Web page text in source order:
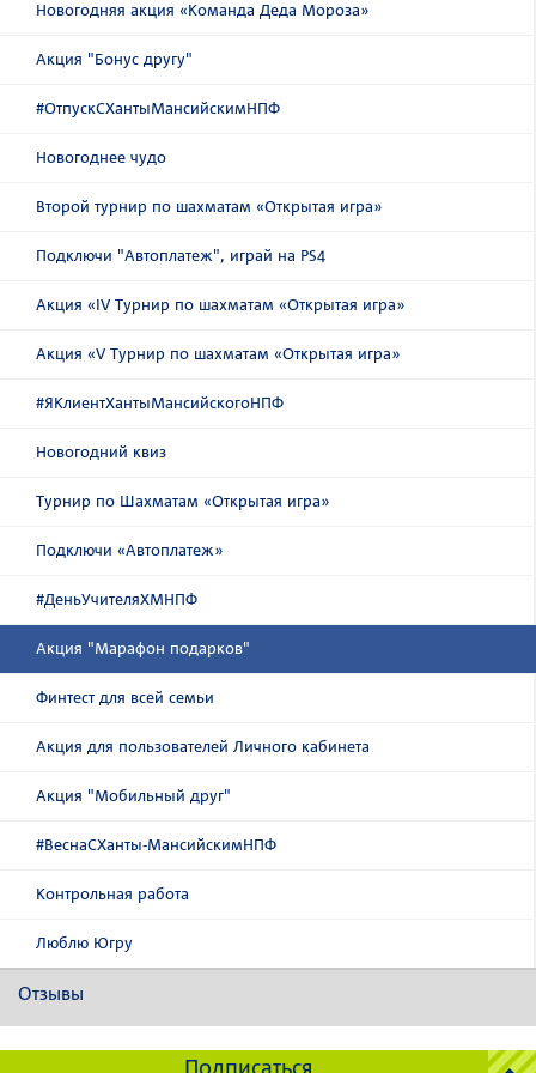
Новогодняя акция «Команда Деда Мороза»
Акция "Бонус другу"
#ОтпускСХантыМансийскимНПФ
Новогоднее чудо
Второй турнир по шахматам «Открытая игра»
Подключи "Автоплатеж", играй на PS4
Акция «IV Турнир по шахматам «Открытая игра»
Акция «V Турнир по шахматам «Открытая игра»
#ЯКлиентХантыМансийскогоНПФ
Новогодний квиз
Турнир по Шахматам «Открытая игра»
Подключи «Автоплатеж»
#ДеньУчителяХМНПФ
Акция "Марафон подарков"
Финтест для всей семьи
Акция для пользователей Личного кабинета
Акция "Мобильный друг"
#ВеснаСХанты-МансийскимНПФ
Контрольная работа
Люблю Югру
Отзывы
Подписаться